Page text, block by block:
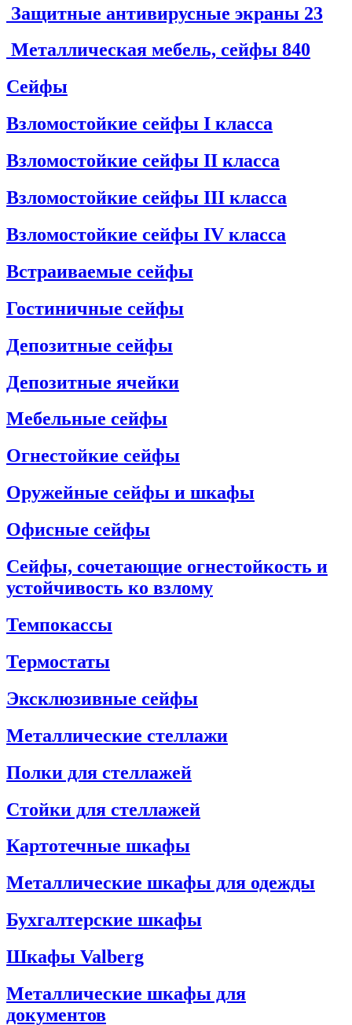
Защитные антивирусные экраны 23
Металлическая мебель, сейфы 840
Сейфы
Взломостойкие сейфы I класса
Взломостойкие сейфы II класса
Взломостойкие сейфы III класса
Взломостойкие сейфы IV класса
Встраиваемые сейфы
Гостиничные сейфы
Депозитные сейфы
Депозитные ячейки
Мебельные сейфы
Огнестойкие сейфы
Оружейные сейфы и шкафы
Офисные сейфы
Сейфы, сочетающие огнестойкость и
устойчивость ко взлому
Темпокассы
Термостаты
Эксклюзивные сейфы
Металлические стеллажи
Полки для стеллажей
Стойки для стеллажей
Картотечные шкафы
Металлические шкафы для одежды
Бухгалтерские шкафы
Шкафы Valberg
Металлические шкафы для
документов